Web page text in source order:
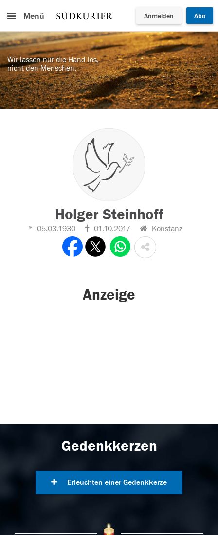
Menü Anmelden Abo
Wir lassen nur die Hand los,
nicht den Menschen.
Holger Steinhoff
05.03.1930 01.10.2017 Konstanz
Anzeige
Gedenkkerzen
Erleuchten einer Gedenkkerze